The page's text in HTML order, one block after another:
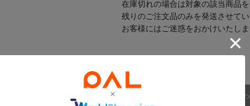
在庫切れの場合は対象の該当商品
残りのご注文品のみを発送させてい
お客様にはご迷惑をおかけいたし
スタ